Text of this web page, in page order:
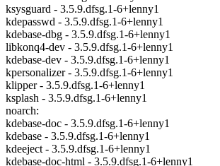
ksysguard - 3.5.9.dfsg.1-6+lenny1
kdepasswd - 3.5.9.dfsg.1-6+lenny1
kdebase-dbg - 3.5.9.dfsg.1-6+lenny1
libkonq4-dev - 3.5.9.dfsg.1-6+lenny1
kdebase-dev - 3.5.9.dfsg.1-6+lenny1
kpersonalizer - 3.5.9.dfsg.1-6+lenny1
klipper - 3.5.9.dfsg.1-6+lenny1
ksplash - 3.5.9.dfsg.1-6+lenny1
noarch:
kdebase-doc - 3.5.9.dfsg.1-6+lenny1
kdebase - 3.5.9.dfsg.1-6+lenny1
kdeeject - 3.5.9.dfsg.1-6+lenny1
kdebase-doc-html - 3.5.9.dfsg.1-6+lenny1